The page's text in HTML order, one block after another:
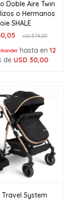
Doble Aire Twin
o Hermanos
SHALE
USD379,00
hasta en 12
de USD 30,00
Travel System